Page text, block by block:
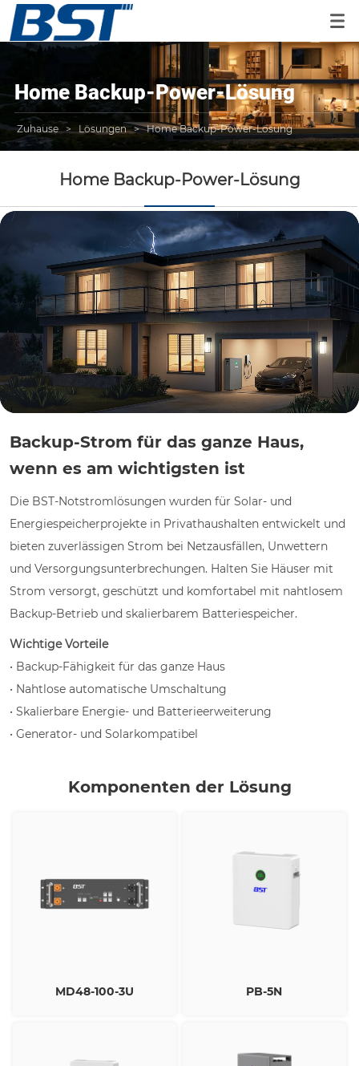
Home Backup-Power-Lösung
Zuhause > Lösungen > Home Backup-Power-Lösung
Home Backup-Power-Lösung
Backup-Strom für das ganze Haus,
wenn es am wichtigsten ist
Die BST-Notstromlösungen wurden für Solar- und
Energiespeicherprojekte in Privathaushalten entwickelt und
bieten zuverlässigen Strom bei Netzausfällen, Unwettern
und Versorgungsunterbrechungen. Halten Sie Häuser mit
Strom versorgt, geschützt und komfortabel mit nahtlosem
Backup-Betrieb und skalierbarem Batteriespeicher.
Wichtige Vorteile
• Backup-Fähigkeit für das ganze Haus
• Nahtlose automatische Umschaltung
• Skalierbare Energie- und Batterieerweiterung
• Generator- und Solarkompatibel
Komponenten der Lösung
MD48-100-3U PB-5N